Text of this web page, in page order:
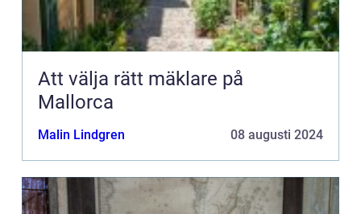
Att välja rätt mäklare på
Mallorca
Malin Lindgren 08 augusti 2024